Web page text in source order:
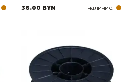
36.00 BYN наличие: